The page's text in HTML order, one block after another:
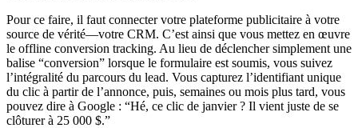
Pour ce faire, il faut connecter votre plateforme publicitaire à votre
source de vérité—votre CRM. C’est ainsi que vous mettez en œuvre
le offline conversion tracking. Au lieu de déclencher simplement une
balise “conversion” lorsque le formulaire est soumis, vous suivez
l’intégralité du parcours du lead. Vous capturez l’identifiant unique
du clic à partir de l’annonce, puis, semaines ou mois plus tard, vous
pouvez dire à Google : “Hé, ce clic de janvier ? Il vient juste de se
clôturer à 25 000 $.”